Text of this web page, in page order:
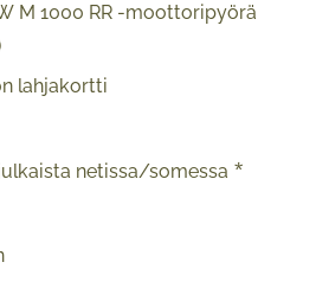
M 1000 RR -moottoripyörä
lahjakortti
netissa/somessa